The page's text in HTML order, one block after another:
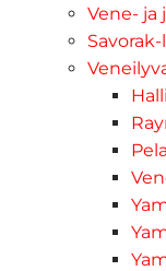
Vene- ja